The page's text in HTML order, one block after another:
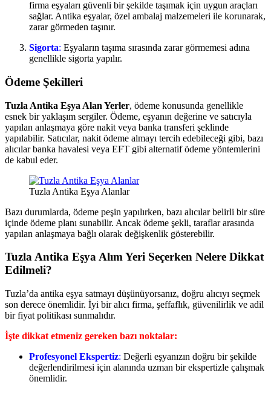
firma eşyaları güvenli bir şekilde taşımak için uygun araçları
sağlar. Antika eşyalar, özel ambalaj malzemeleri ile korunarak,
zarar görmeden taşınır.
Sigorta: Eşyaların taşıma sırasında zarar görmemesi adına
genellikle sigorta yapılır.
Ödeme Şekilleri
Tuzla Antika Eşya Alan Yerler, ödeme konusunda genellikle
esnek bir yaklaşım sergiler. Ödeme, eşyanın değerine ve satıcıyla
yapılan anlaşmaya göre nakit veya banka transferi şeklinde
yapılabilir. Satıcılar, nakit ödeme almayı tercih edebileceği gibi, bazı
alıcılar banka havalesi veya EFT gibi alternatif ödeme yöntemlerini
de kabul eder.
Tuzla Antika Eşya Alanlar
Bazı durumlarda, ödeme peşin yapılırken, bazı alıcılar belirli bir süre
içinde ödeme planı sunabilir. Ancak ödeme şekli, taraflar arasında
yapılan anlaşmaya bağlı olarak değişkenlik gösterebilir.
Tuzla Antika Eşya Alım Yeri Seçerken Nelere Dikkat
Edilmeli?
Tuzla’da antika eşya satmayı düşünüyorsanız, doğru alıcıyı seçmek
son derece önemlidir. İyi bir alıcı firma, şeffaflık, güvenilirlik ve adil
bir fiyat politikası sunmalıdır.
İşte dikkat etmeniz gereken bazı noktalar:
Profesyonel Ekspertiz: Değerli eşyanızın doğru bir şekilde
değerlendirilmesi için alanında uzman bir ekspertizle çalışmak
önemlidir.